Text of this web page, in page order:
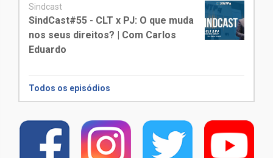
Sindcast
SindCast#55 - CLT x PJ: O que muda
nos seus direitos? | Com Carlos
Eduardo
Todos os episódios